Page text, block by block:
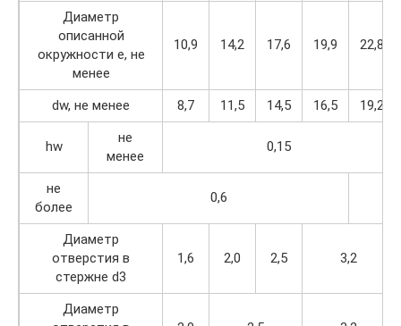
Диаметр
описанной
окружности е, не
менее
10,9 14,2 17,6 19,9 22,8
dw, не менее 8,7 11,5 14,5 16,5 19,2
hw
не
менее
0,15
не
более
0,6
Диаметр
отверстия в
стержне d3
1,6 2,0 2,5 3,2
Диаметр